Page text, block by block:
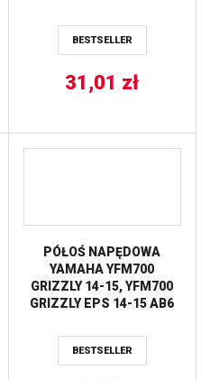
BESTSELLER
31,01 zł
PÓŁOŚ NAPĘDOWA
YAMAHA YFM700
GRIZZLY 14-15, YFM700
GRIZZLY EPS 14-15 AB6
LEWA / PRAWA ALL
BALLS
BESTSELLER